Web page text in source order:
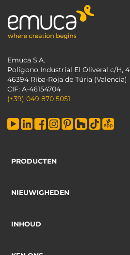
Emuca S.A.
Polígono Industrial El Oliveral c/H, 4
46394 Riba-Roja de Túria (Valencia)
CIF: A-46154704
(+39) 049 870 5051
PRODUCTEN
NIEUWIGHEDEN
INHOUD